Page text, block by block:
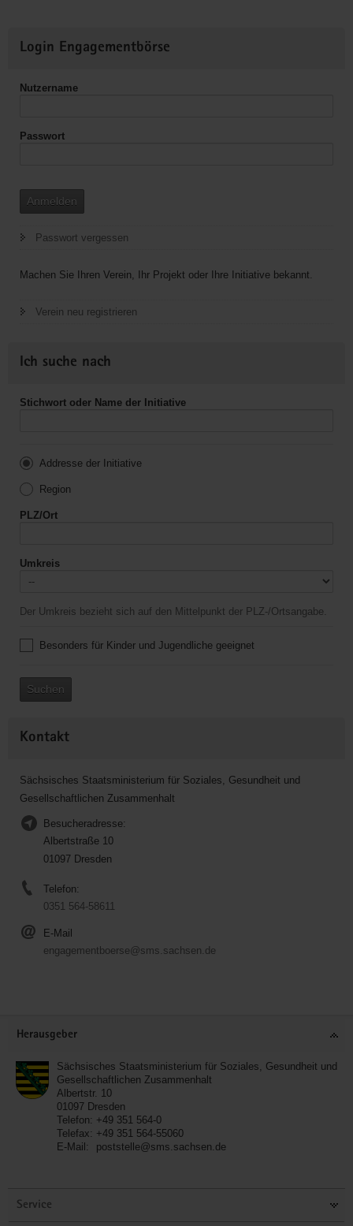
Informationen
Login Engagementbörse
Nutzername
Passwort
Anmelden
Passwort vergessen
Machen Sie Ihren Verein, Ihr Projekt oder Ihre Initiative bekannt.
Verein neu registrieren
Ich suche nach
Stichwort oder Name der Initiative
Addresse der Initiative
Region
PLZ/Ort
Umkreis
Der Umkreis bezieht sich auf den Mittelpunkt der PLZ-/Ortsangabe.
Besonders für Kinder und Jugendliche geeignet
Suchen
Kontakt
Sächsisches Staatsministerium für Soziales, Gesundheit und
Gesellschaftlichen Zusammenhalt
Besucheradresse:
Albertstraße 10
01097 Dresden
Telefon:
0351 564-58611
E-Mail
engagementboerse@sms.sachsen.de
Herausgeber
Sächsisches Staatsministerium für Soziales, Gesundheit und
Gesellschaftlichen Zusammenhalt
Albertstr. 10
01097 Dresden
Telefon: +49 351 564-0
Telefax: +49 351 564-55060
E-Mail:
poststelle@sms.sachsen.de
Service